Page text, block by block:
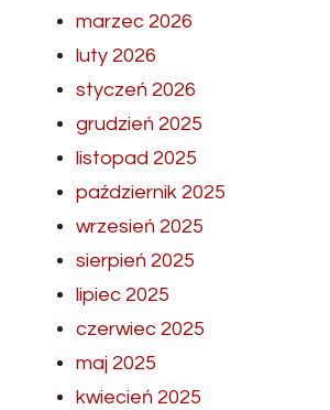
marzec 2026
luty 2026
styczeń 2026
grudzień 2025
listopad 2025
październik 2025
wrzesień 2025
sierpień 2025
lipiec 2025
czerwiec 2025
maj 2025
kwiecień 2025